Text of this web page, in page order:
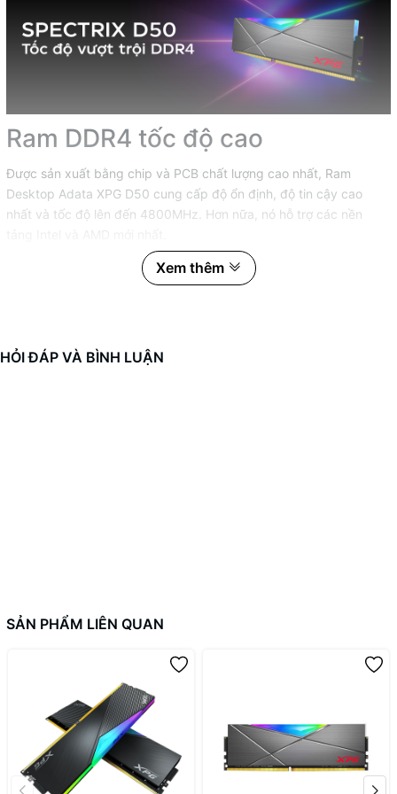
Ram DDR4 tốc độ cao
Được sản xuất bằng chip và PCB chất lượng cao nhất, Ram
Desktop Adata XPG D50 cung cấp độ ổn định, độ tin cậy cao
nhất và tốc độ lên đến 4800MHz. Hơn nữa, nó hỗ trợ các nền
Xem thêm
HỎI ĐÁP VÀ BÌNH LUẬN
SẢN PHẨM LIÊN QUAN